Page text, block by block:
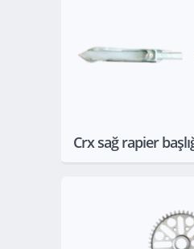
Crx sağ rapier